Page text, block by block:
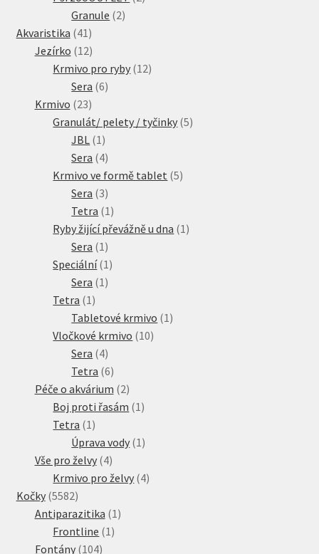
Veterinární dieta pro psy
Vodítka a obojky
Wolf of Wilderness
Granule 22
Akvaristika 41 41
produktů
Jezírko 1212
produktů
Krmivo pro ryby 1212
Sera 66
Krmivo 2323
produktů
Granulát/ pelety / tyčinky 55
JBL 1 1
produkt
Sera 44
produkty
Krmivo ve formě tablet 55
Sera 33
produkty
Tetra 1 1
produkt
Ryby žijící převážně u dna 1 1
Sera 1 1
produkt
Speciální 1 1
Sera 1 1
Tetra 1 1
produkt
Tabletové krmivo 1 1
Vločkové krmivo 1010
Sera 44
produkty
Tetra 66
produktů
Péče o akvárium 22
produkty
Boj proti řasám 1 1
Tetra 1 1
produkt
Úprava vody 1 1
Vše pro želvy 44
produkty
Krmivo pro želvy 44
Kočky 55825582
produktů
Antiparazitika 1 1
Frontline 1 1
Fontány 104104